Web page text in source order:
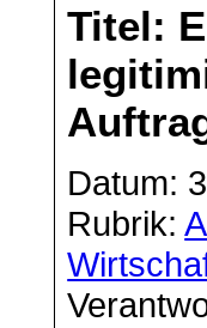
Titel:
Datum:
Rubrik: